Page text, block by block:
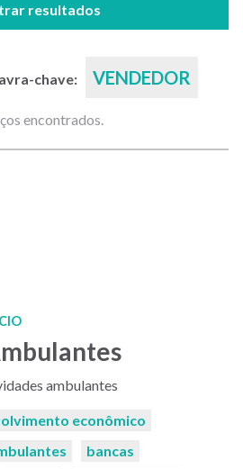
resultados
chave: VENDEDOR
encontrados.
ambulantes
econômico
bancas